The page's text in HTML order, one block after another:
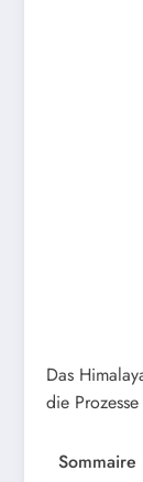
Das
die
Sommaire